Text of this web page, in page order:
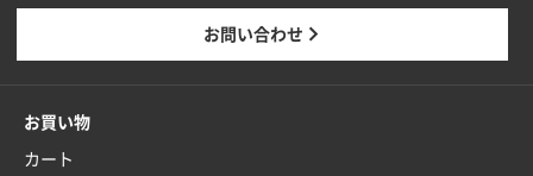
ワンポイント箔押し紙袋 M横サイズ(A4対応)
お問い合わせ
お買い物
カート